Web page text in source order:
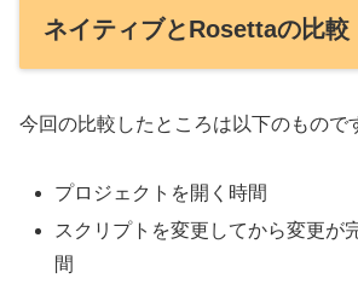
ネイティブとRosettaの比較
今回の比較したところは以下のもので
プロジェクトを開く時間
スクリプトを変更してから変更が
間